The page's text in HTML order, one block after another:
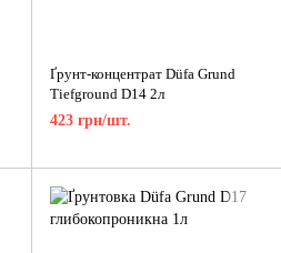
Ґрунт-концентрат Düfa Grund
Tiefground D14 2л
423 грн/шт.